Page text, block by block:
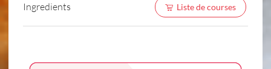
Ingredients Liste de courses